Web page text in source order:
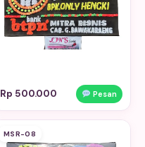
Rp 500.000 Pesan
MSR-08